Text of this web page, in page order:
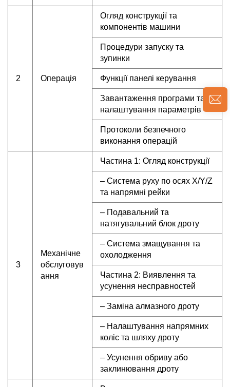
2 Операція
Огляд конструкції та
компонентів машини
Процедури запуску та
зупинки
Функції панелі керування
Завантаження програми та
налаштування параметрів
Протоколи безпечного
виконання операцій
3
Механічне
обслуговув
ання
Частина 1: Огляд конструкції
– Система руху по осях X/Y/Z
та напрямні рейки
– Подавальний та
натягувальний блок дроту
– Система змащування та
охолодження
Частина 2: Виявлення та
усунення несправностей
– Заміна алмазного дроту
– Налаштування напрямних
коліс та шляху дроту
– Усунення обриву або
заклинювання дроту